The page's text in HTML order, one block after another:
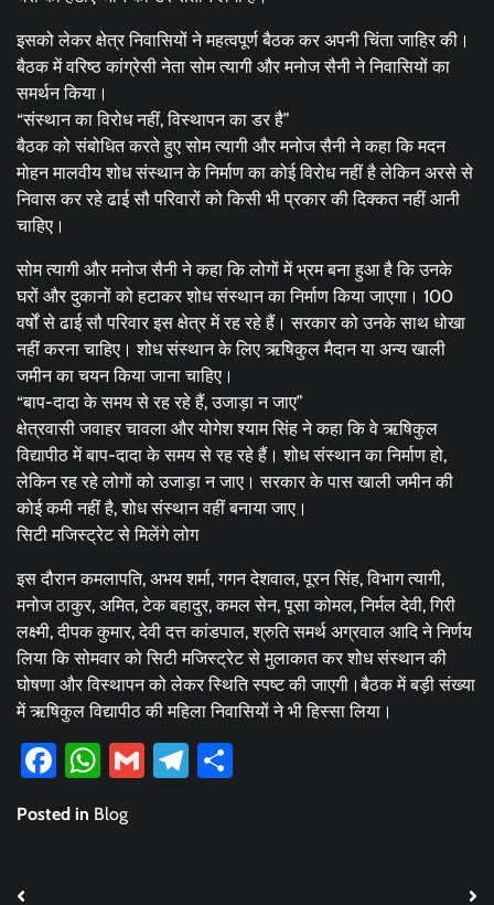
इसको लेकर क्षेत्र निवासियों ने महत्वपूर्ण बैठक कर अपनी चिंता जाहिर की।
बैठक में वरिष्ठ कांग्रेसी नेता सोम त्यागी और मनोज सैनी ने निवासियों का
समर्थन किया।
“संस्थान का विरोध नहीं, विस्थापन का डर है”
बैठक को संबोधित करते हुए सोम त्यागी और मनोज सैनी ने कहा कि मदन
मोहन मालवीय शोध संस्थान के निर्माण का कोई विरोध नहीं है लेकिन अरसे से
निवास कर रहे ढाई सौ परिवारों को किसी भी प्रकार की दिक्कत नहीं आनी
चाहिए।
सोम त्यागी और मनोज सैनी ने कहा कि लोगों में भ्रम बना हुआ है कि उनके
घरों और दुकानों को हटाकर शोध संस्थान का निर्माण किया जाएगा। 100
वर्षों से ढाई सौ परिवार इस क्षेत्र में रह रहे हैं। सरकार को उनके साथ धोखा
नहीं करना चाहिए। शोध संस्थान के लिए ऋषिकुल मैदान या अन्य खाली
जमीन का चयन किया जाना चाहिए।
“बाप-दादा के समय से रह रहे हैं, उजाड़ा न जाए”
क्षेत्रवासी जवाहर चावला और योगेश श्याम सिंह ने कहा कि वे ऋषिकुल
विद्यापीठ में बाप-दादा के समय से रह रहे हैं। शोध संस्थान का निर्माण हो,
लेकिन रह रहे लोगों को उजाड़ा न जाए। सरकार के पास खाली जमीन की
कोई कमी नहीं है, शोध संस्थान वहीं बनाया जाए।
सिटी मजिस्ट्रेट से मिलेंगे लोग
इस दौरान कमलापति, अभय शर्मा, गगन देशवाल, पूरन सिंह, विभाग त्यागी,
मनोज ठाकुर, अमित, टेक बहादुर, कमल सेन, पूसा कोमल, निर्मल देवी, गिरी
लक्ष्मी, दीपक कुमार, देवी दत्त कांडपाल, श्रुति समर्थ अग्रवाल आदि ने निर्णय
लिया कि सोमवार को सिटी मजिस्ट्रेट से मुलाकात कर शोध संस्थान की
घोषणा और विस्थापन को लेकर स्थिति स्पष्ट की जाएगी।बैठक में बड़ी संख्या
में ऋषिकुल विद्यापीठ की महिला निवासियों ने भी हिस्सा लिया।
Facebook
WhatsApp
GmailTelegram
Posted in Blog